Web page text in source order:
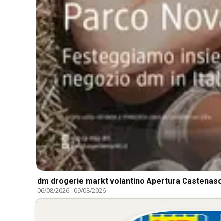
dm drogerie markt volantino Apertura
06/08/2026- 09/08/2026